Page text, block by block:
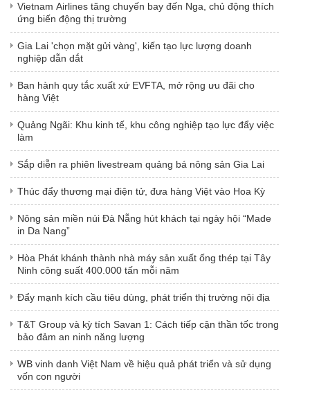
Vietnam Airlines tăng chuyến bay đến Nga, chủ động thích
ứng biến động thị trường
Gia Lai 'chọn mặt gửi vàng', kiến tạo lực lượng doanh
nghiệp dẫn dắt
Ban hành quy tắc xuất xứ EVFTA, mở rộng ưu đãi cho
hàng Việt
Quảng Ngãi: Khu kinh tế, khu công nghiệp tạo lực đẩy việc
làm
Sắp diễn ra phiên livestream quảng bá nông sản Gia Lai
Thúc đẩy thương mại điện tử, đưa hàng Việt vào Hoa Kỳ
Nông sản miền núi Đà Nẵng hút khách tại ngày hội “Made
in Da Nang”
Hòa Phát khánh thành nhà máy sản xuất ống thép tại Tây
Ninh công suất 400.000 tấn mỗi năm
Đẩy mạnh kích cầu tiêu dùng, phát triển thị trường nội địa
T&T Group và kỳ tích Savan 1: Cách tiếp cận thần tốc trong
bảo đảm an ninh năng lượng
WB vinh danh Việt Nam về hiệu quả phát triển và sử dụng
vốn con người